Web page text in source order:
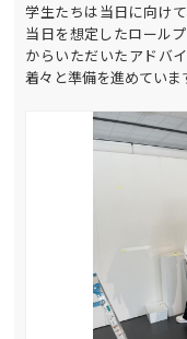
学生たちは当日に向け
当日を想定したロール
からいただいたアドバ
着々と準備を進めていま